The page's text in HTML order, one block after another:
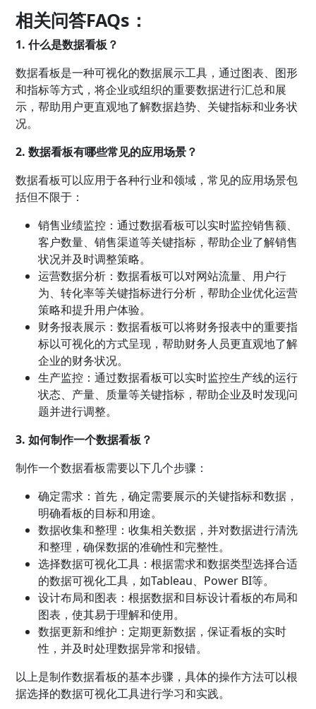
相关问答FAQs：
1. 什么是数据看板？
数据看板是一种可视化的数据展示工具，通过图表、图形
和指标等方式，将企业或组织的重要数据进行汇总和展
示，帮助用户更直观地了解数据趋势、关键指标和业务状
况。
2. 数据看板有哪些常见的应用场景？
数据看板可以应用于各种行业和领域，常见的应用场景包
括但不限于：
销售业绩监控：通过数据看板可以实时监控销售额、
客户数量、销售渠道等关键指标，帮助企业了解销售
状况并及时调整策略。
运营数据分析：数据看板可以对网站流量、用户行
为、转化率等关键指标进行分析，帮助企业优化运营
策略和提升用户体验。
财务报表展示：数据看板可以将财务报表中的重要指
标以可视化的方式呈现，帮助财务人员更直观地了解
企业的财务状况。
生产监控：通过数据看板可以实时监控生产线的运行
状态、产量、质量等关键指标，帮助企业及时发现问
题并进行调整。
3. 如何制作一个数据看板？
制作一个数据看板需要以下几个步骤：
确定需求：首先，确定需要展示的关键指标和数据，
明确看板的目标和用途。
数据收集和整理：收集相关数据，并对数据进行清洗
和整理，确保数据的准确性和完整性。
选择数据可视化工具：根据需求和数据类型选择合适
的数据可视化工具，如Tableau、Power BI等。
设计布局和图表：根据数据和目标设计看板的布局和
图表，使其易于理解和使用。
数据更新和维护：定期更新数据，保证看板的实时
性，并及时处理数据异常和报错。
以上是制作数据看板的基本步骤，具体的操作方法可以根
据选择的数据可视化工具进行学习和实践。